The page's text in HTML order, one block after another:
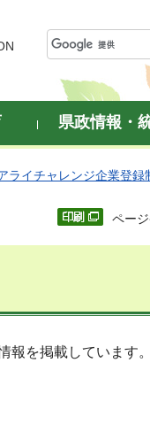
県政情報・
ライチャレンジ企業登録
ペー
報を掲載しています。